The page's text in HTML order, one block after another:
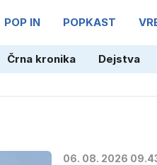
POP IN POPKAST
Črna kronika Dejstva
06. 08. 2026